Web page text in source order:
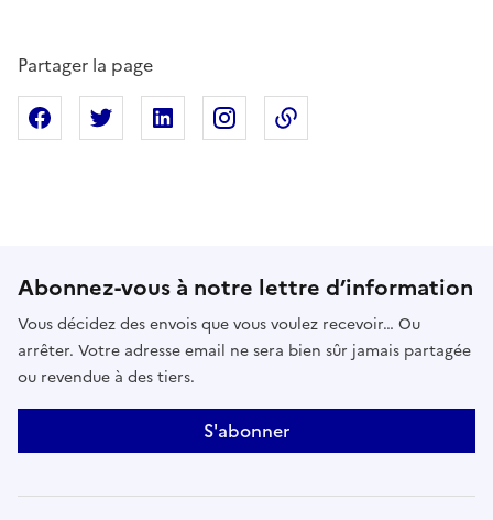
Partager la page
Partager sur Facebook
Partager sur XPartager sur Linkedin
Partager sur Instagram
Abonnez-vous à notre lettre d’information
Vous décidez des envois que vous voulez recevoir… Ou
arrêter. Votre adresse email ne sera bien sûr jamais partagée
ou revendue à des tiers.
S'abonner